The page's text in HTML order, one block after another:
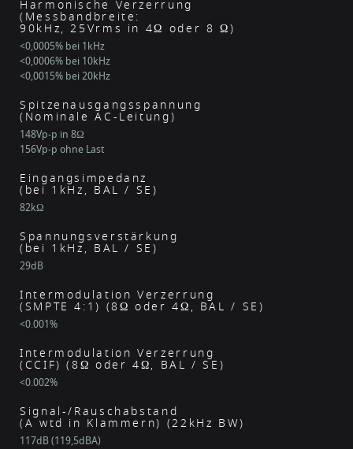
Harmonische Verzerrung
(Messbandbreite:
90kHz, 25Vrms in 4Ω oder 8 Ω)
<0,0005% bei 1kHz
<0,0006% bei 10kHz
<0,0015% bei 20kHz
Spitzenausgangsspannung
(Nominale AC-Leitung)
148Vp-p in 8Ω
156Vp-p ohne Last
Eingangsimpedanz
(bei 1kHz, BAL / SE)
82kΩ
Spannungsverstärkung
(bei 1kHz, BAL / SE)
29dB
Intermodulation Verzerrung
(SMPTE 4:1) (8Ω oder 4Ω, BAL / SE)
<0.001%
Intermodulation Verzerrung
(CCIF) (8Ω oder 4Ω, BAL / SE)
<0.002%
Signal-/Rauschabstand
(A wtd in Klammern) (22kHz BW)
117dB (119,5dBA)